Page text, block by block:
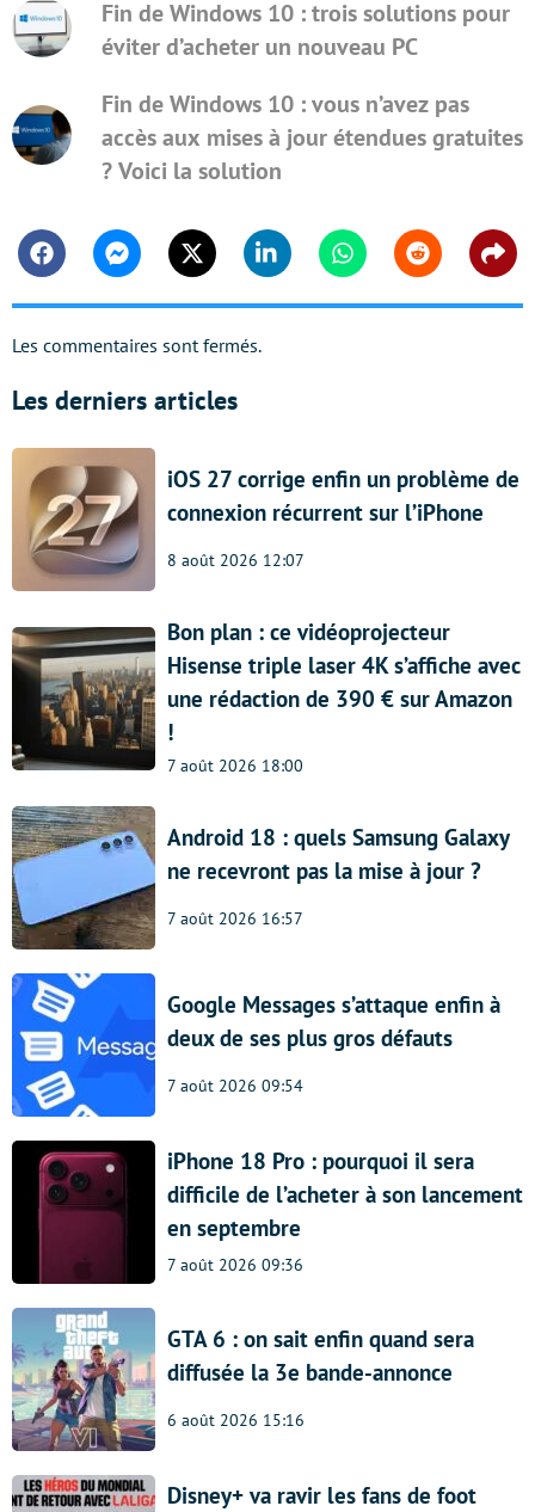
Fin de Windows 10 : trois solutions pour
éviter d’acheter un nouveau PC
Fin de Windows 10 : vous n’avez pas
accès aux mises à jour étendues gratuites
? Voici la solution
FacebookMessengerTwitter Linkedin WhatsappReddit
Les commentaires sont fermés.
Les derniers articles
iOS 27 corrige enfin un problème de
connexion récurrent sur l’iPhone
8 août 2026 12:07
Bon plan : ce vidéoprojecteur
Hisense triple laser 4K s’affiche avec
une rédaction de 390 € sur Amazon
!
7 août 2026 18:00
Android 18 : quels Samsung Galaxy
ne recevront pas la mise à jour ?
7 août 2026 16:57
Google Messages s’attaque enfin à
deux de ses plus gros défauts
7 août 2026 09:54
iPhone 18 Pro : pourquoi il sera
difficile de l’acheter à son lancement
en septembre
7 août 2026 09:36
GTA 6 : on sait enfin quand sera
diffusée la 3e bande-annonce
6 août 2026 15:16
Disney+ va ravir les fans de foot